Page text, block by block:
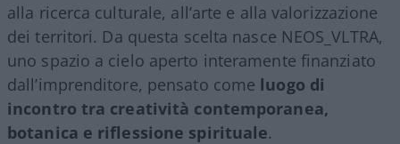
alla ricerca culturale, all’arte e alla valorizzazione
dei territori. Da questa scelta nasce NEOS_VLTRA,
uno spazio a cielo aperto interamente finanziato
dall’imprenditore, pensato come luogo di
incontro tra creatività contemporanea,
botanica e riflessione spirituale.